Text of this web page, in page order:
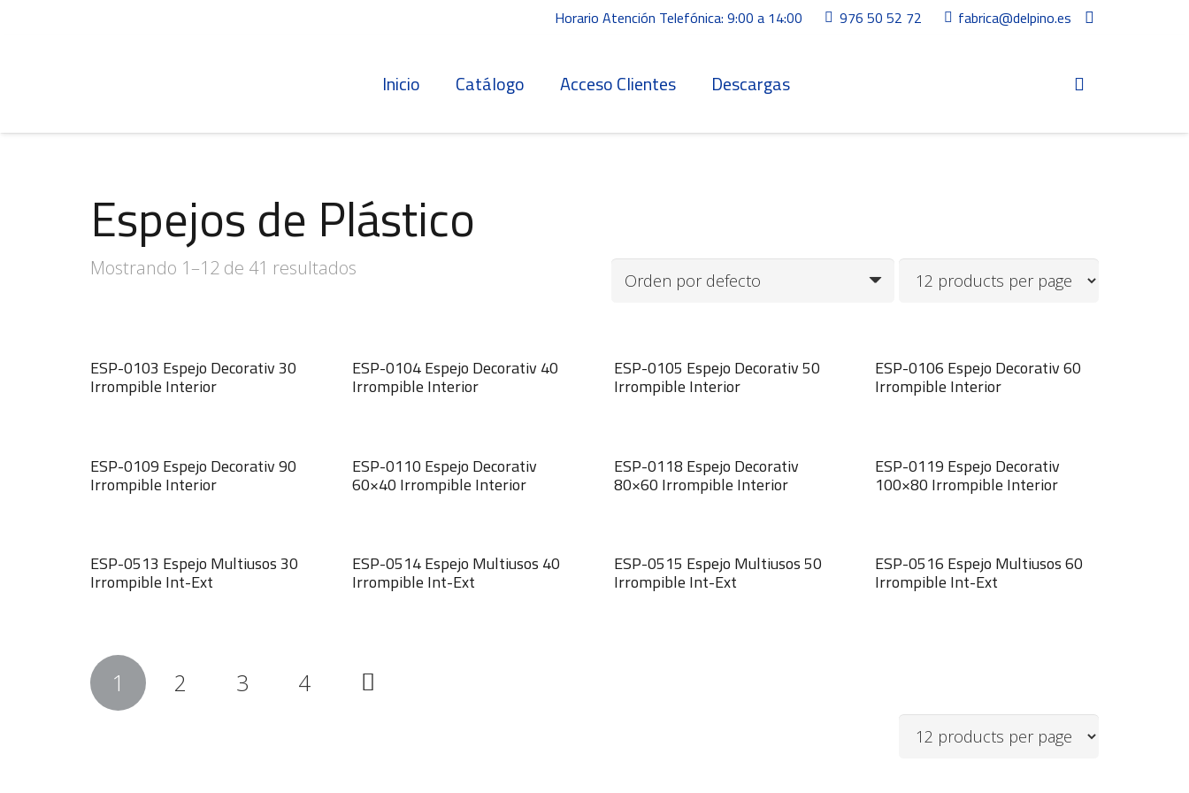
Horario Atención Telefónica: 9:00 a 14:00 976 50 52 72 fabrica@delpino.es
Inicio Catálogo Acceso Clientes Descargas
Espejos de Plástico
Mostrando 1–12 de 41 resultados
ESP-0103 Espejo Decorativ 30
Irrompible Interior
ESP-0104 Espejo Decorativ 40
Irrompible Interior
ESP-0105 Espejo Decorativ 50
Irrompible Interior
ESP-0106 Espejo Decorativ 60
Irrompible Interior
ESP-0109 Espejo Decorativ 90
Irrompible Interior
ESP-0110 Espejo Decorativ
60×40 Irrompible Interior
ESP-0118 Espejo Decorativ
80×60 Irrompible Interior
ESP-0119 Espejo Decorativ
100×80 Irrompible Interior
ESP-0513 Espejo Multiusos 30
Irrompible Int-Ext
ESP-0514 Espejo Multiusos 40
Irrompible Int-Ext
ESP-0515 Espejo Multiusos 50
Irrompible Int-Ext
ESP-0516 Espejo Multiusos 60
Irrompible Int-Ext
Navegación
de
1 2 3 4